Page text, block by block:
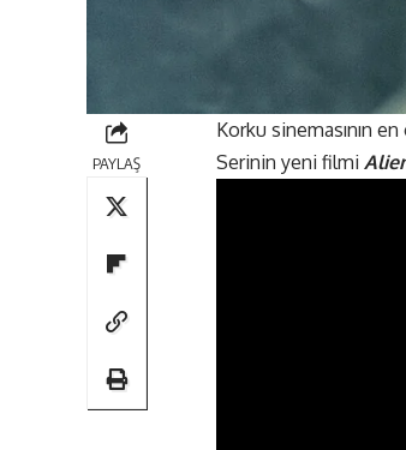
PAYLAŞ
Korku sinemasının
Serinin yeni filmi